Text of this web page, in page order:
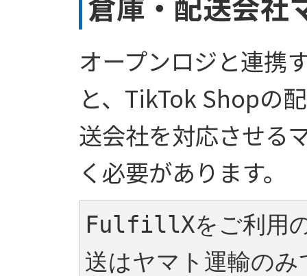
オープンロジと連携
と、TikTok Shopの
送会社を対応させる
く必要があります。
FulfillXをご利用の
送はヤマト運輸の